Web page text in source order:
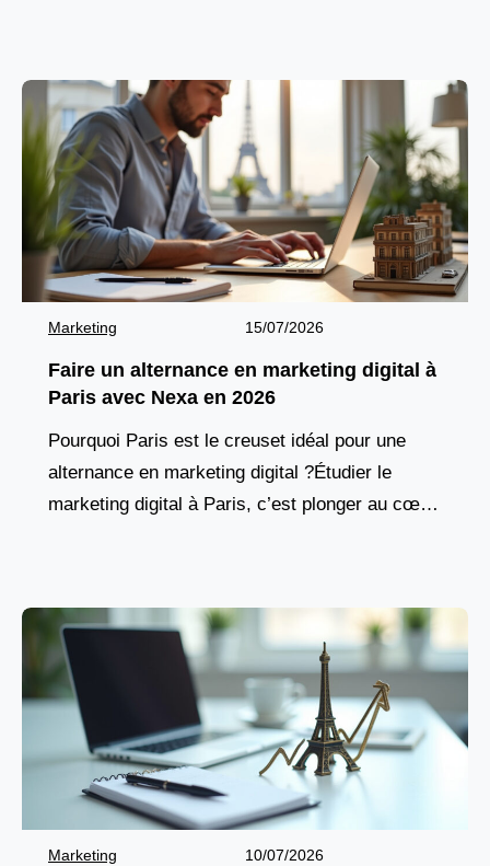
Marketing 15/07/2026
Faire un alternance en marketing digital à
Paris avec Nexa en 2026
Pourquoi Paris est le creuset idéal pour une
alternance en marketing digital ?Étudier le
marketing digital à Paris, c’est plonger au cœur
Marketing 10/07/2026